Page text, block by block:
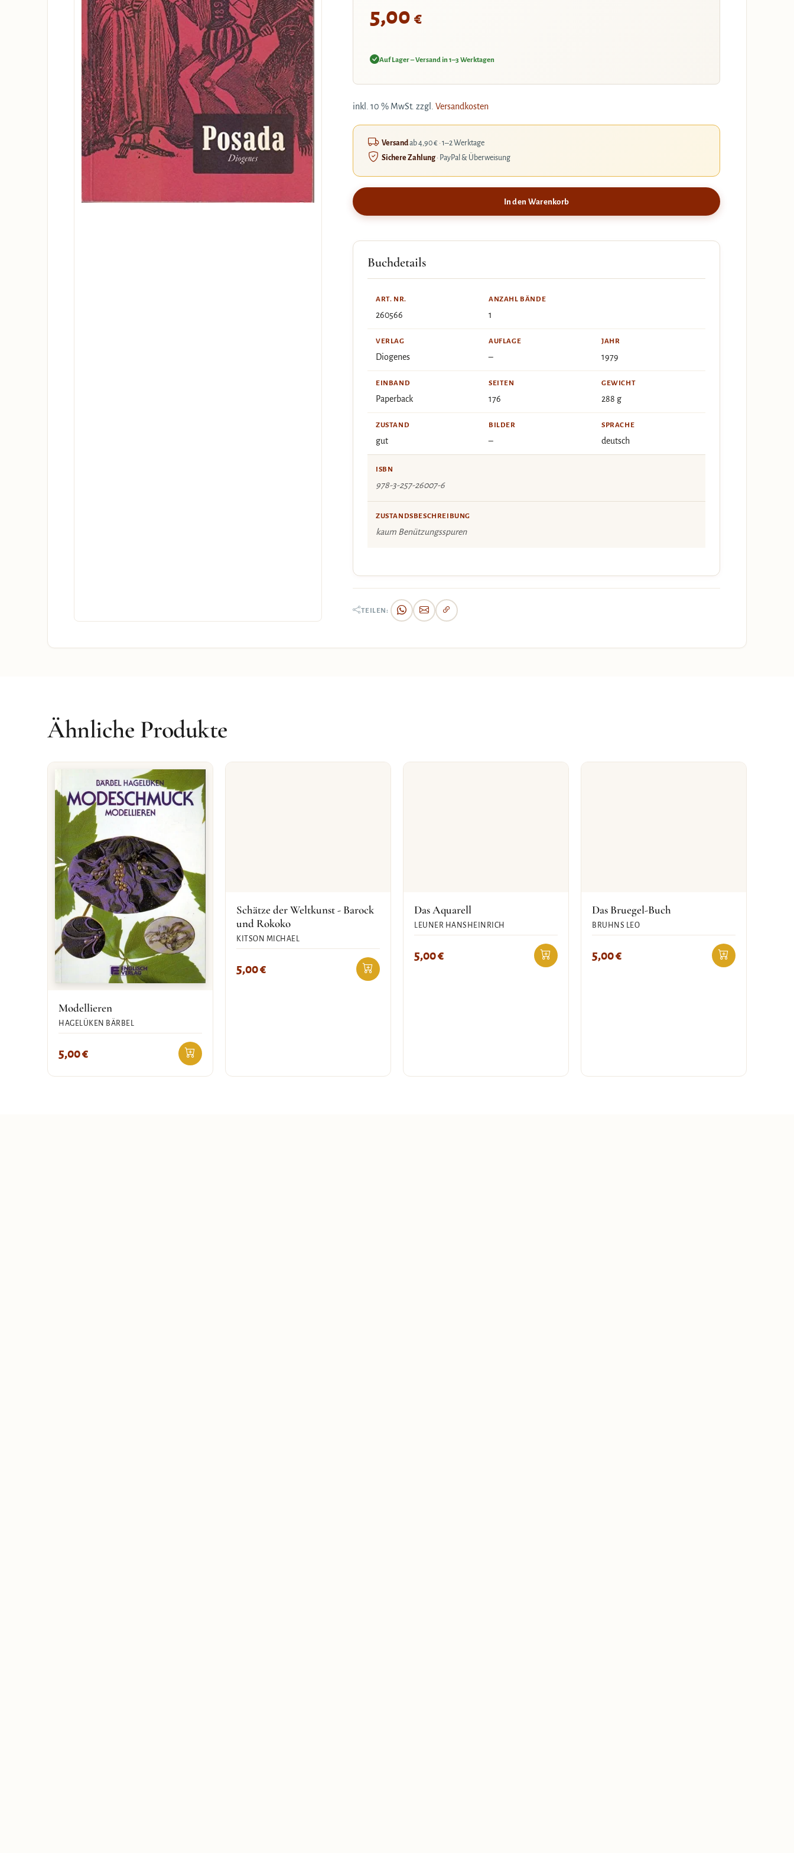
5,00 €
Auf Lager – Versand in 1–3 Werktagen
inkl. 10 % MwSt. zzgl. Versandkosten
Versandab 4,90 € · 1–2 Werktage
Sichere Zahlung· PayPal & Überweisung
In den Warenkorb
Buchdetails
ART. NR.
260566
ANZAHL BÄNDE
1
VERLAG
Diogenes
AUFLAGE
–
JAHR
1979
EINBAND
Paperback
SEITEN
176
GEWICHT
288 g
ZUSTAND
gut
BILDER
–
SPRACHE
deutsch
ISBN
978-3-257-26007-6
ZUSTANDSBESCHREIBUNG
kaum Benützungsspuren
TEILEN:
Ähnliche Produkte
Modellieren
HAGELÜKEN BÄRBEL
5,00€
Schätze der Weltkunst - Barock
und Rokoko
KITSON MICHAEL
5,00€
Das Aquarell
LEUNER HANSHEINRICH
5,00€
Das Bruegel-Buch
BRUHNS LEO
5,00€